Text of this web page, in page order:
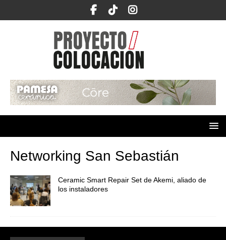
Networking San Sebastián
Ceramic Smart Repair Set de Akemi, aliado de
los instaladores